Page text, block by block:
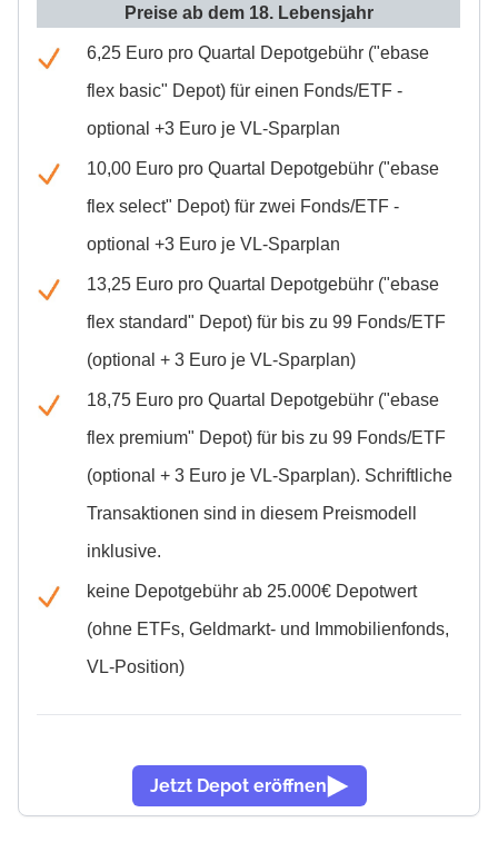
Preise ab dem 18. Lebensjahr
6,25 Euro pro Quartal Depotgebühr ("ebase
flex basic" Depot) für einen Fonds/ETF -
optional +3 Euro je VL-Sparplan
10,00 Euro pro Quartal Depotgebühr ("ebase
flex select" Depot) für zwei Fonds/ETF -
optional +3 Euro je VL-Sparplan
13,25 Euro pro Quartal Depotgebühr ("ebase
flex standard" Depot) für bis zu 99 Fonds/ETF
(optional + 3 Euro je VL-Sparplan)
18,75 Euro pro Quartal Depotgebühr ("ebase
flex premium" Depot) für bis zu 99 Fonds/ETF
(optional + 3 Euro je VL-Sparplan). Schriftliche
Transaktionen sind in diesem Preismodell
inklusive.
keine Depotgebühr ab 25.000€ Depotwert
(ohne ETFs, Geldmarkt- und Immobilienfonds,
VL-Position)
Jetzt Depot eröffnen